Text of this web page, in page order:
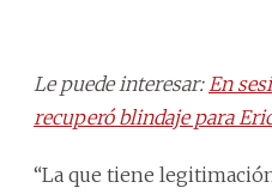
Le puede interesar: En
recuperó blindaje para
“La que tiene